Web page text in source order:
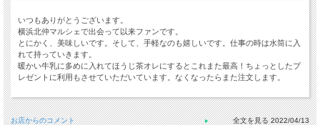
いつもありがとうございます。
横浜北仲マルシェで出会って以来ファンです。
とにかく、美味しいです。そして、手軽なのも嬉しいです。仕事の時は水筒に入
れて持っていきます。
暖かい牛乳に多めに入れてほうじ茶オレにするとこれまた最高！ちょっとしたプ
レゼントに利用もさせていただいています。なくなったらまた注文します。
お店からのコメント 2022/04/13